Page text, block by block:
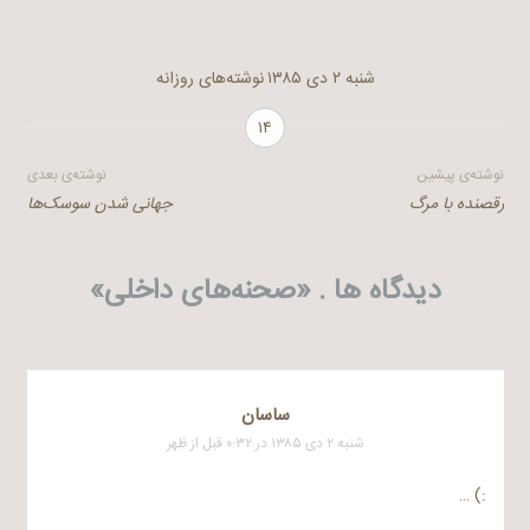
شنبه ۲ دی ۱۳۸۵
نوشته‌های روزانه
۱۴
راهبری
نوشته‌ی پیشین
رقصنده‌ با مرگ
نوشته‌ی بعدی
جهانی شدن سوسک‌ها
دیدگاه ها . «صحنه‌های داخلی»
ساسان
شنبه ۲ دی ۱۳۸۵ در ۰:۳۲ قبل از ظهر
:) …